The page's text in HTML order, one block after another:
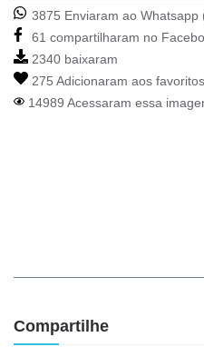
3875 Enviaram ao Whatsapp
61 compartilharam no
2340 baixaram
275 Adicionaram aos
14989 Acessaram essa
Compartilhe